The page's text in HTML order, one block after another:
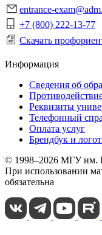
entrance-
+7 (800) 222-13-77
Скачать
Информация
Сведения об
Реквизиты
Телефонный
Оплата услуг
Брендбук и
© 1998–2026 МГУ
При использовании
обязательна